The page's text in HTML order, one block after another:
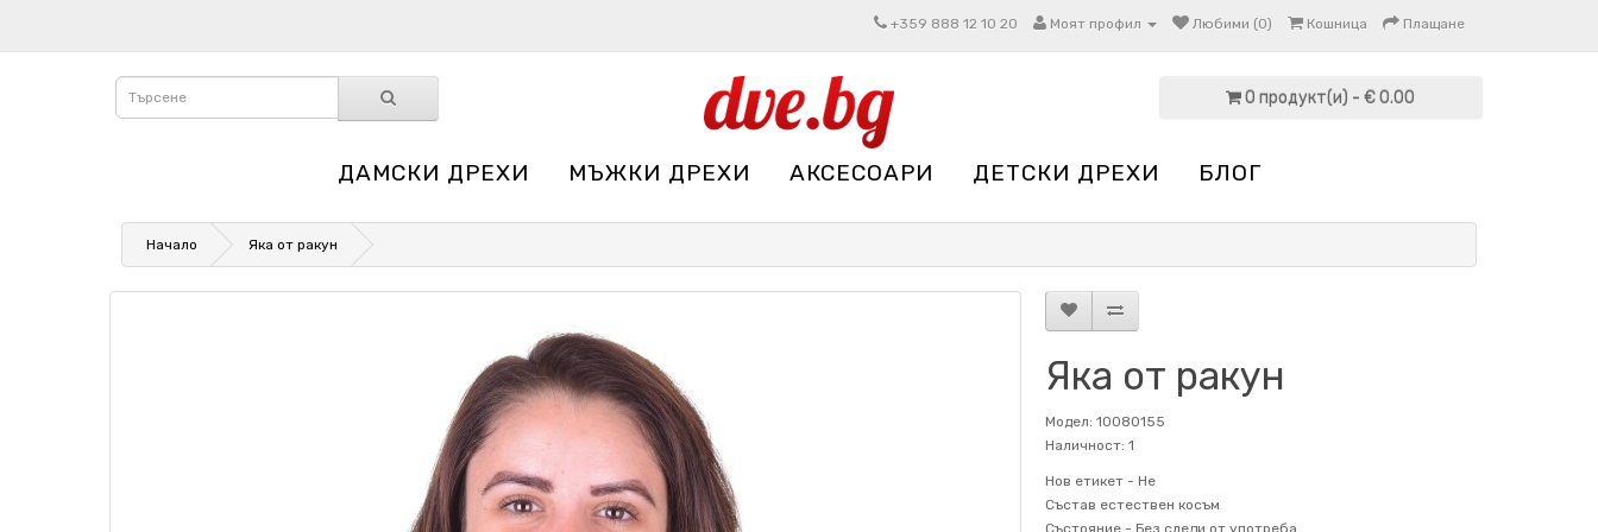
+359 888 12 10 20 Моят профил Любими (0) Кошница Плащане
0 продукт(и) - € 0.00
ДАМСКИ ДРЕХИ МЪЖКИ ДРЕХИ АКСЕСОАРИ ДЕТСКИ ДРЕХИ БЛОГ
Начало Яка от ракун
Яка от ракун
Модел: 10080155
Наличност: 1
Нов етикет - Не
Състав естествен косъм
Състояние - Без следи от употреба.